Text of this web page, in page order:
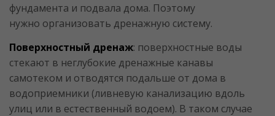
фундамента и подвала дома. Поэтому
нужно организовать дренажную систему.
Поверхностный дренаж: поверхностные воды
стекают в неглубокие дренажные канавы
самотеком и отводятся подальше от дома в
водоприемники (ливневую канализацию вдоль
улиц или в естественный водоем). В таком случае